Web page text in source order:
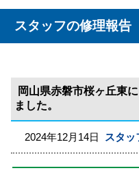
スタッフの修理報告
岡山県赤磐市桜ヶ丘東
ました。
2024年12月14日 スタッ